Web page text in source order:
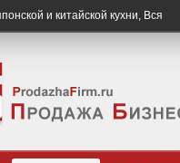
и китайской кухни, Вся